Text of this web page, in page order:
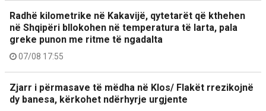
Radhë kilometrike në Kakavijë, qytetarët që kthehen
në Shqipëri bllokohen në temperatura të larta, pala
greke punon me ritme të ngadalta
07/08 17:55
Zjarr i përmasave të mëdha në Klos/ Flakët rrezikojnë
dy banesa, kërkohet ndërhyrje urgjente